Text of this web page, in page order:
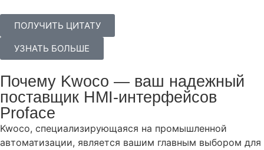
ПОЛУЧИТЬ ЦИТАТУ
УЗНАТЬ БОЛЬШЕ
Почему Kwoco — ваш надежный
поставщик HMI-интерфейсов
Proface
Kwoco, специализирующаяся на промышленной
автоматизации, является вашим главным выбором для